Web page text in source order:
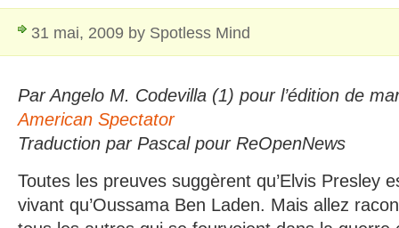
31 mai, 2009 by Spotless Mind
Par Angelo M. Codevilla (1) pour l’édition de
American Spectator
Traduction par Pascal pour ReOpenNews
Toutes les preuves suggèrent qu’Elvis Presley
vivant qu’Oussama Ben Laden. Mais allez